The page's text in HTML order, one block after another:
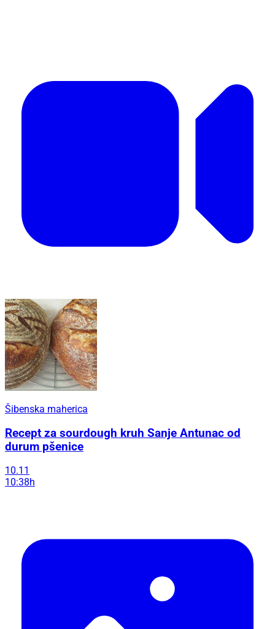
Šibenska maherica
Recept za sourdough kruh Sanje Antunac od
durum pšenice
10.11
10:38h